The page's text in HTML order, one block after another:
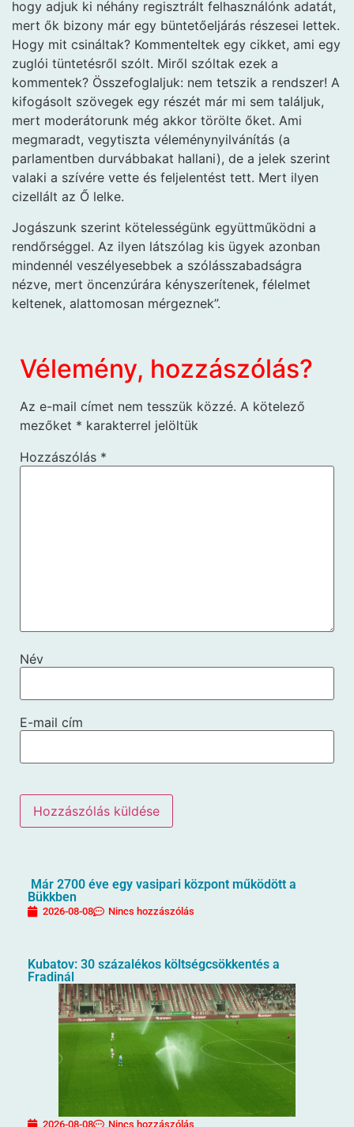
hogy adjuk ki néhány regisztrált felhasználónk adatát,
mert ők bizony már egy büntetőeljárás részesei lettek.
Hogy mit csináltak? Kommenteltek egy cikket, ami egy
zuglói tüntetésről szólt. Miről szóltak ezek a
kommentek? Összefoglaljuk: nem tetszik a rendszer! A
kifogásolt szövegek egy részét már mi sem találjuk,
mert moderátorunk még akkor törölte őket. Ami
megmaradt, vegytiszta véleménynyilvánítás (a
parlamentben durvábbakat hallani), de a jelek szerint
valaki a szívére vette és feljelentést tett. Mert ilyen
cizellált az Ő lelke.
Jogászunk szerint kötelességünk együttműködni a
rendőrséggel. Az ilyen látszólag kis ügyek azonban
mindennél veszélyesebbek a szólásszabadságra
nézve, mert öncenzúrára kényszerítenek, félelmet
keltenek, alattomosan mérgeznek”.
Vélemény, hozzászólás?
Az e-mail címet nem tesszük közzé. A kötelező
mezőket * karakterrel jelöltük
Hozzászólás *
Név
E-mail cím
Már 2700 éve egy vasipari központ működött a
Bükkben
2026-08-08 Nincs hozzászólás
Kubatov: 30 százalékos költségcsökkentés a
Fradinál
2026-08-08 Nincs hozzászólás